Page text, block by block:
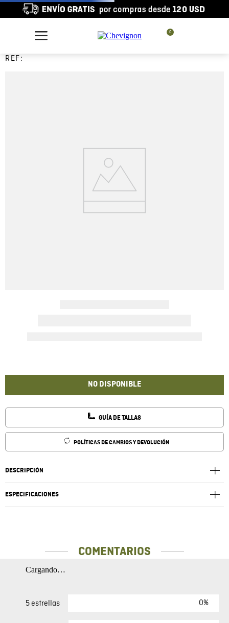
0
REF:
NO DISPONIBLE
GUÍA DE TALLAS
POLÍTICAS DE CAMBIOS Y DEVOLUCIÓN
DESCRIPCIÓN
ESPECIFICACIONES
COMENTARIOS
Cargando…
5 estrellas 0%